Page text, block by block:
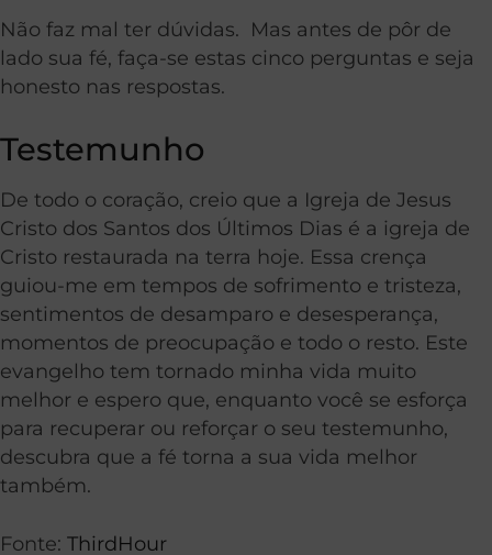
Não faz mal ter dúvidas. Mas antes de pôr de
lado sua fé, faça-se estas cinco perguntas e seja
honesto nas respostas.
Testemunho
De todo o coração, creio que a Igreja de Jesus
Cristo dos Santos dos Últimos Dias é a igreja de
Cristo restaurada na terra hoje. Essa crença
guiou-me em tempos de sofrimento e tristeza,
sentimentos de desamparo e desesperança,
momentos de preocupação e todo o resto. Este
evangelho tem tornado minha vida muito
melhor e espero que, enquanto você se esforça
para recuperar ou reforçar o seu testemunho,
descubra que a fé torna a sua vida melhor
também.
Fonte: ThirdHour